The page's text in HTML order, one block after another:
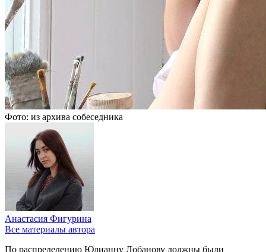
Фото: из архива собеседника
Анастасия Фигурина
Все материалы автора
По распределению Юлианну Лобанову должны были